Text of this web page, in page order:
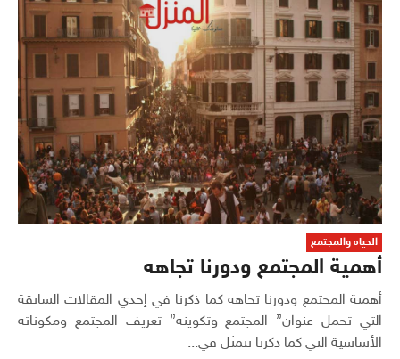
الحياه والمجتمع
أهمية المجتمع ودورنا تجاهه
أهمية المجتمع ودورنا تجاهه كما ذكرنا في إحدي المقالات السابقة
التي تحمل عنوان” المجتمع وتكوينه” تعريف المجتمع ومكوناته
الأساسية التي كما ذكرنا تتمثل في...